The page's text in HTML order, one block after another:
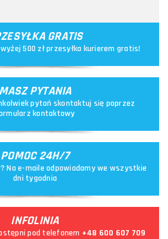
GRATIS
500 zł przesyłka kurierem gratis!
MASZ PYTANIA
pytań skontaktuj się poprzez
kontaktowy
POMOC 24H/7
Na e-maile odpowiadamy we wszystkie
dni tygodnia
INFOLINIA
pod telefonem +48 600 607 709